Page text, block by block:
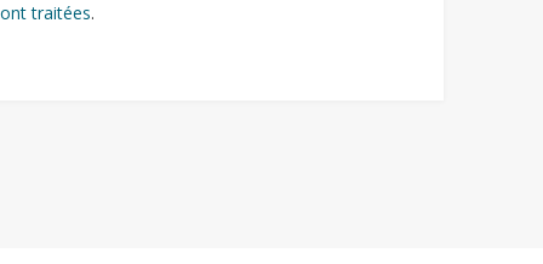
traitées.